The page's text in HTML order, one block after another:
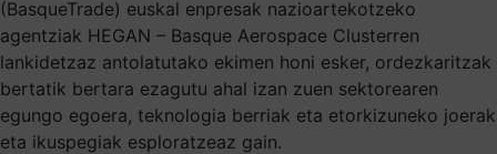
(BasqueTrade) euskal enpresak nazioartekotzeko
agentziak HEGAN – Basque Aerospace Clusterren
lankidetzaz antolatutako ekimen honi esker, ordezkaritzak
bertatik bertara ezagutu ahal izan zuen sektorearen
egungo egoera, teknologia berriak eta etorkizuneko joerak
eta ikuspegiak esploratzeaz gain.